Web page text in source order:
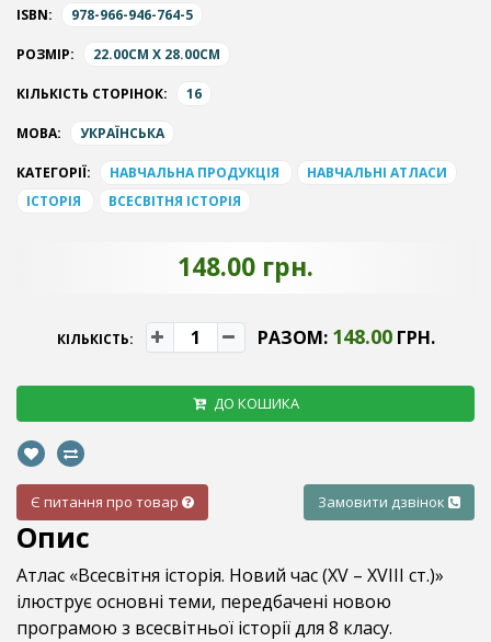
ISBN: 978-966-946-764-5
РОЗМІР: 22.00CM X 28.00CM
КІЛЬКІСТЬ СТОРІНОК: 16
МОВА: УКРАЇНСЬКА
КАТЕГОРІЇ: НАВЧАЛЬНА ПРОДУКЦІЯ
НАВЧАЛЬНІ АТЛАСИ
ІСТОРІЯ
ВСЕСВІТНЯ ІСТОРІЯ
148.00 грн.
КІЛЬКІСТЬ: РАЗОМ: 148.00ГРН.
ДО КОШИКА
Є питання про товар Замовити дзвінок
Опис
Атлас «Всесвітня історія. Новий час (XV – XVIII ст.)»
ілюструє основні теми, передбачені новою
програмою з всесвітньої історії для 8 класу.